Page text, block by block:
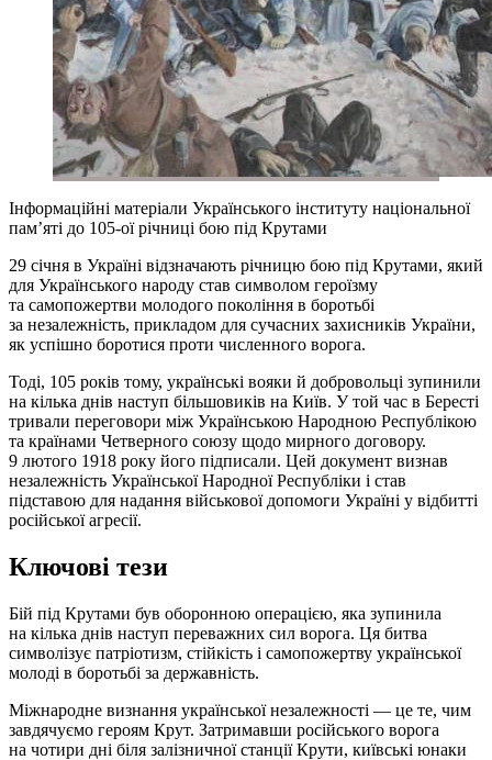
Інформаційні матеріали Українського інституту національної
пам’яті до 105-ої річниці бою під Крутами
29 січня в Україні відзначають річницю бою під Крутами, який
для Українського народу став символом героїзму
та самопожертви молодого покоління в боротьбі
за незалежність, прикладом для сучасних захисників України,
як успішно боротися проти численного ворога.
Тоді, 105 років тому, українські вояки й добровольці зупинили
на кілька днів наступ більшовиків на Київ. У той час в Бересті
тривали переговори між Українською Народною Республікою
та країнами Четверного союзу щодо мирного договору.
9 лютого 1918 року його підписали. Цей документ визнав
незалежність Української Народної Республіки і став
підставою для надання військової допомоги Україні у відбитті
російської агресії.
Ключові тези
Бій під Крутами був оборонною операцією, яка зупинила
на кілька днів наступ переважних сил ворога. Ця битва
символізує патріотизм, стійкість і самопожертву української
молоді в боротьбі за державність.
Міжнародне визнання української незалежності — це те, чим
завдячуємо героям Крут. Затримавши російського ворога
на чотири дні біля залізничної станції Крути, київські юнаки